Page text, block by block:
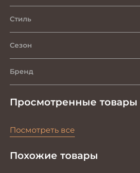
Стиль
Сезон
Бренд
Просмотренные товары
Посмотреть все
Похожие товары